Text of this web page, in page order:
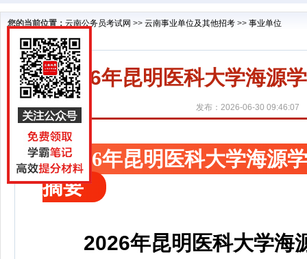
您的当前位置： 云南公务员考试网 >> 云南事业单位及其他招考 >> 事业单位
2026年昆明医科大学海源
发布：2026-06-30 09:46:07
2026年昆明医科大学海源
摘要
2026年昆明医科大学海